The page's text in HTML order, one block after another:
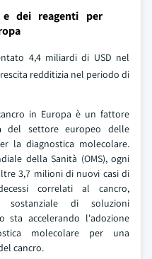
e dei reagenti per
4,4 miliardi di USD nel
redditizia nel periodo di
in Europa è un fattore
del settore europeo delle
la diagnostica molecolare.
della Sanità (OMS), ogni
3,7 milioni di nuovi casi di
correlati al cancro,
sostanziale di soluzioni
sta accelerando l'adozione
molecolare per una
cancro.